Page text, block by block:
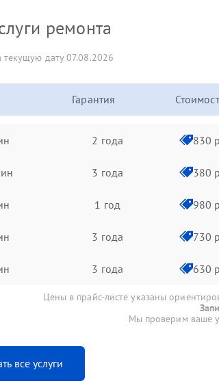
ремонта
дату 07.08.2026
Гарантия
2 года 830 р
3 года 380 р
1 год 980 р
3 года 730 р
3 года 630 р
Цены в прайс-листе указаны
Мы проверим ваше
все услуги